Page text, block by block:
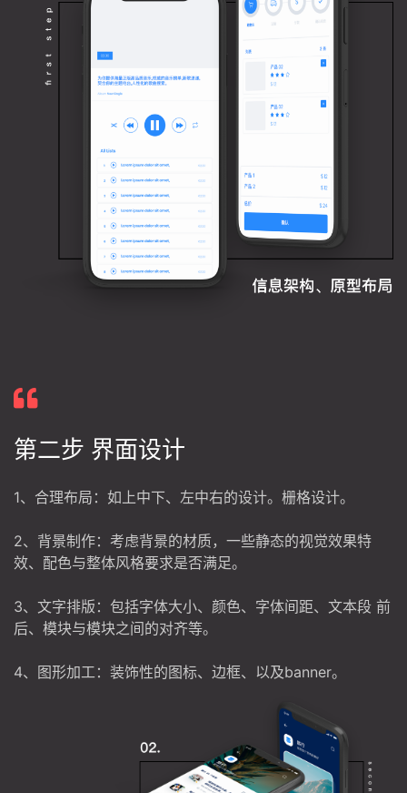
第二步 界面设计
1、合理布局：如上中下、左中右的设计。栅格设计。
2、背景制作：考虑背景的材质，一些静态的视觉效果特
效、配色与整体风格要求是否满足。
3、文字排版：包括字体大小、颜色、字体间距、文本段 前
后、模块与模块之间的对齐等。
4、图形加工：装饰性的图标、边框、以及banner。